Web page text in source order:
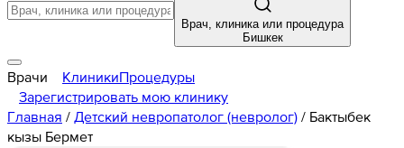
Врач, клиника или процедура
Бишкек
Врачи КлиникиПроцедуры
Зарегистрировать мою клинику
Главная / Детский невропатолог (невролог) / Бактыбек
кызы Бермет